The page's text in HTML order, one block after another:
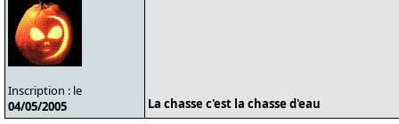
Inscription : le
04/05/2005
La chasse c'est la chasse d'eau